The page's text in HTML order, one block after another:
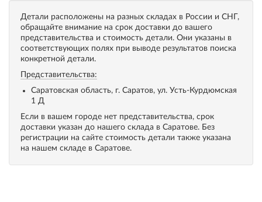
Детали расположены на разных складах в России и СНГ,
обращайте внимание на срок доставки до вашего
представительства и стоимость детали. Они указаны в
соответствующих полях при выводе результатов поиска
конкретной детали.
Представительства:
Саратовская область, г. Саратов, ул. Усть-Курдюмская
1 Д
Если в вашем городе нет представительства, срок
доставки указан до нашего склада в Саратове. Без
регистрации на сайте стоимость детали также указана
на нашем складе в Саратове.